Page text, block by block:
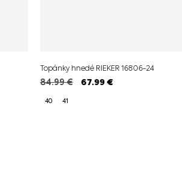
Topánky hnedé RIEKER 16806-24
84.99€ 67.99€
40 41